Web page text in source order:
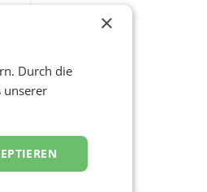
×
Durch die
unserer